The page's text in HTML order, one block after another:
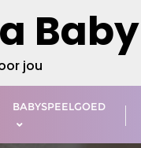
Baby
jou
BABYSPEELGOED